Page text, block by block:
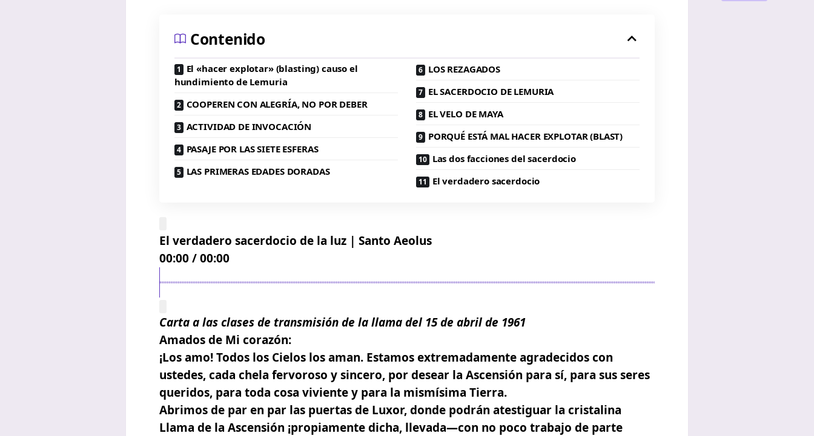
Contenido
El «hacer explotar» (blasting) causo el
hundimiento de Lemuria
COOPEREN CON ALEGRÍA, NO POR DEBER
ACTIVIDAD DE INVOCACIÓN
PASAJE POR LAS SIETE ESFERAS
LAS PRIMERAS EDADES DORADAS
LOS REZAGADOS
EL SACERDOCIO DE LEMURIA
EL VELO DE MAYA
PORQUÉ ESTÁ MAL HACER EXPLOTAR (BLAST)
Las dos facciones del sacerdocio
El verdadero sacerdocio
El verdadero sacerdocio de la luz | Santo Aeolus
00:00 / 00:00
Carta a las clases de transmisión de la llama del 15 de abril de 1961
Amados de Mi corazón:
¡Los amo! Todos los Cielos los aman. Estamos extremadamente agradecidos con
ustedes, cada chela fervoroso y sincero, por desear la Ascensión para sí, para sus seres
queridos, para toda cosa viviente y para la mismísima Tierra.
Abrimos de par en par las puertas de Luxor, donde podrán atestiguar la cristalina
Llama de la Ascensión ¡propiamente dicha, llevada—con no poco trabajo de parte